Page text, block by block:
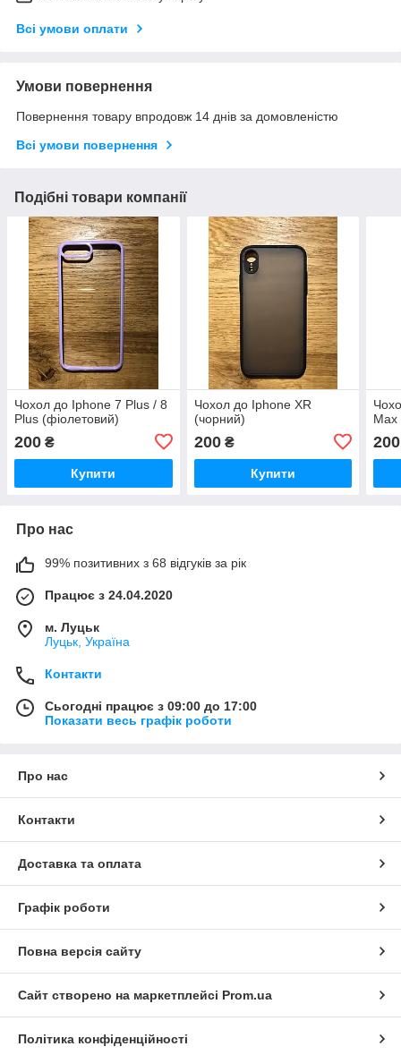
Всі умови оплати
Умови повернення
Повернення товару впродовж 14 днів за домовленістю
Всі умови повернення
Подібні товари компанії
Чохол до Iphone 7 Plus / 8
Plus (фіолетовий)
200 ₴
Купити
Чохол до Iphone XR
(чорний)
200₴
Купити
Max
200
Про нас
99% позитивних з 68 відгуків за рік
Працює з 24.04.2020
м. Луцьк
Луцьк, Україна
Контакти
Сьогодні працює з 09:00 до 17:00
Показати весь графік роботи
Про нас
Контакти
Доставка та оплата
Графік роботи
Повна версія сайту
Сайт створено на маркетплейсі Prom.ua
Політика конфіденційності